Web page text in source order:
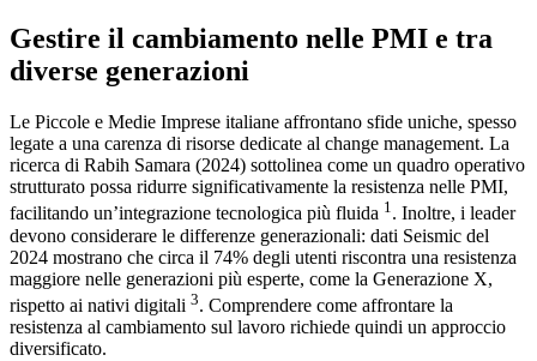
Gestire il cambiamento nelle PMI e tra
diverse generazioni
Le Piccole e Medie Imprese italiane affrontano sfide uniche, spesso
legate a una carenza di risorse dedicate al change management. La
ricerca di Rabih Samara (2024) sottolinea come un quadro operativo
strutturato possa ridurre significativamente la resistenza nelle PMI,
facilitando un’integrazione tecnologica più fluida 1. Inoltre, i leader
devono considerare le differenze generazionali: dati Seismic del
2024 mostrano che circa il 74% degli utenti riscontra una resistenza
maggiore nelle generazioni più esperte, come la Generazione X,
rispetto ai nativi digitali 3. Comprendere come affrontare la
resistenza al cambiamento sul lavoro richiede quindi un approccio
diversificato.